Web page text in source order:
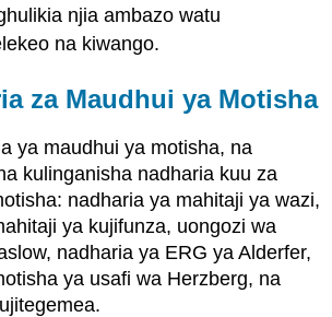
njia ambazo watu
na kiwango.
za Maudhui ya Motisha
ya maudhui ya motisha, na
kulinganisha nadharia kuu za
nadharia ya mahitaji ya wazi,
ya kujifunza, uongozi wa
nadharia ya ERG ya Alderfer,
ya usafi wa Herzberg, na